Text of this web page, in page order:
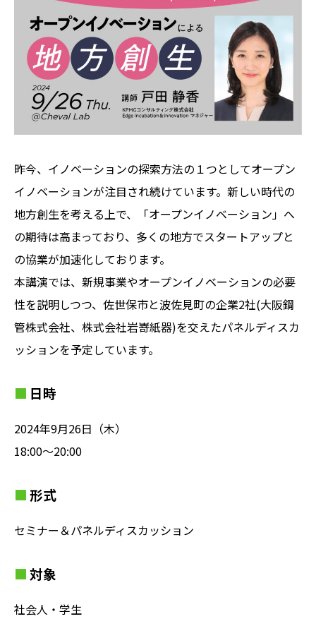
昨今、イノベーションの探索方法の１つとしてオープン
イノベーションが注目され続けています。新しい時代の
地方創生を考える上で、「オープンイノベーション」へ
の期待は高まっており、多くの地方でスタートアップと
の協業が加速化しております。
本講演では、新規事業やオープンイノベーションの必要
性を説明しつつ、佐世保市と波佐見町の企業2社(大阪鋼
管株式会社、株式会社岩嵜紙器)を交えたパネルディスカ
ッションを予定しています。
日時
2024年9月26日（木）
18:00〜20:00
形式
セミナー＆パネルディスカッション
対象
社会人・学生